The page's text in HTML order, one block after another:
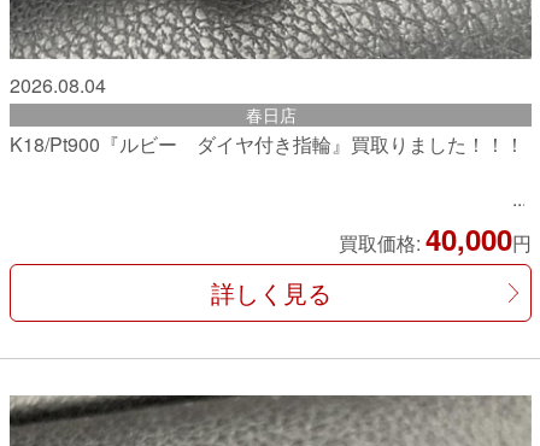
2026.08.04
春日店
K18/Pt900『ルビー ダイヤ付き指輪』買取りました！！！
買取価格: 40,000円
詳しく見る